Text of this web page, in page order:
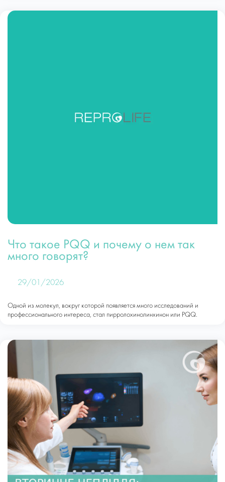
Что такое PQQ и почему о нем так
много говорят?
29/01/2026
Одной из молекул, вокруг которой появляется много исследований и
профессионального интереса, стал пирролохинолинхинон или PQQ.